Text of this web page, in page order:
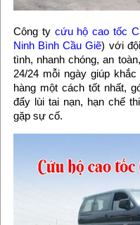
Công ty cứu hộ cao tốc
Ninh Bình Cầu Giẽ) với
tình, nhanh chóng, an
24/24 mỗi ngày giúp
hàng một cách tốt nhất,
đẩy lùi tai nạn, hạn chế
gặp sự cố.